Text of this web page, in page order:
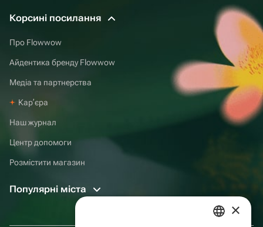
Корсині посилання
Про Flowwow
Айдентика бренду Flowwow
Медіа та партнерства
Карʼєра
Наш журнал
Центр допомоги
Розмістити магазин
Популярні міста
×